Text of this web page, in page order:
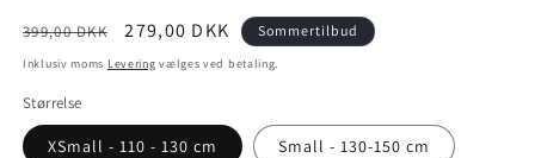
Normalpris
399,00 DKK Udsalgspris
279,00 DKK Sommertilbud
Inklusiv moms Levering vælges ved betaling.
Størrelse
XSmall - 110 - 130 cm Small - 130-150 cm